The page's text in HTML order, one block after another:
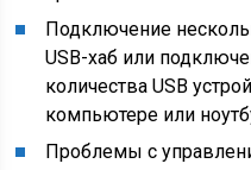
Подключение
USB-хаб или
количества USB
компьютере или
Проблемы с